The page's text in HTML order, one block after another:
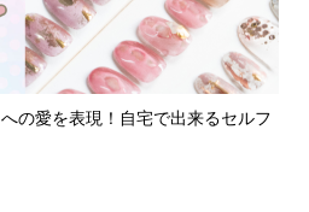
作り方！安くて可愛いペンラリボン